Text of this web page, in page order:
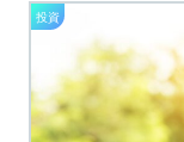
投資